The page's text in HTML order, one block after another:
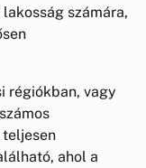
számára,
régiókban, vagy
ahol a